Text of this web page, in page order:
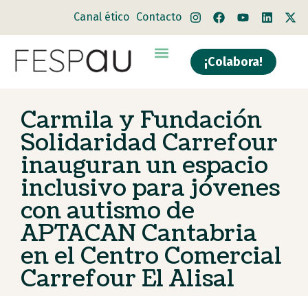
Canal ético Contacto
¡Colabora!
Carmila y Fundación
Solidaridad Carrefour
inauguran un espacio
inclusivo para jóvenes
con autismo de
APTACAN Cantabria
en el Centro Comercial
Carrefour El Alisal